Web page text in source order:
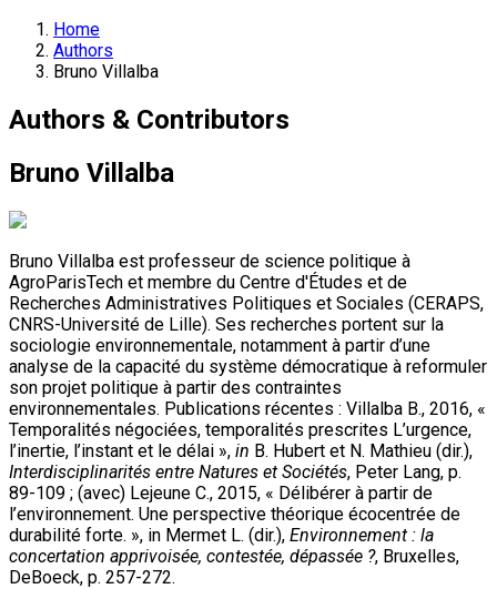
Home
Authors
Bruno Villalba
Authors & Contributors
Bruno Villalba
Bruno Villalba est professeur de science politique à
AgroParisTech et membre du Centre d'Études et de
Recherches Administratives Politiques et Sociales (CERAPS,
CNRS-Université de Lille). Ses recherches portent sur la
sociologie environnementale, notamment à partir d’une
analyse de la capacité du système démocratique à reformuler
son projet politique à partir des contraintes
environnementales. Publications récentes : Villalba B., 2016, «
Temporalités négociées, temporalités prescrites L’urgence,
l’inertie, l’instant et le délai », in B. Hubert et N. Mathieu (dir.),
Interdisciplinarités entre Natures et Sociétés, Peter Lang, p.
89-109 ; (avec) Lejeune C., 2015, « Délibérer à partir de
l’environnement. Une perspective théorique écocentrée de
durabilité forte. », in Mermet L. (dir.), Environnement : la
concertation apprivoisée, contestée, dépassée ?, Bruxelles,
DeBoeck, p. 257-272.